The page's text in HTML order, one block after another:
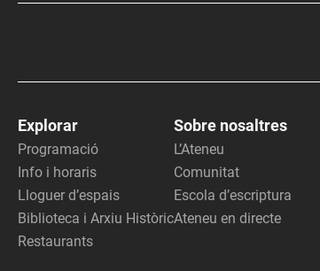
Explorar
Programació
Info i horaris
Lloguer d’espais
Biblioteca i Arxiu Històric
Restaurants
Sobre nosaltres
L’Ateneu
Comunitat
Escola d’escriptura
Ateneu en directe